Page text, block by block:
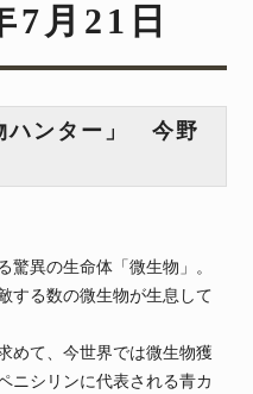
月21日
ハンター」 今野
異の生命体「微生物」。
する数の微生物が生息して
めて、今世界では微生物獲
ニシリンに代表される青カ